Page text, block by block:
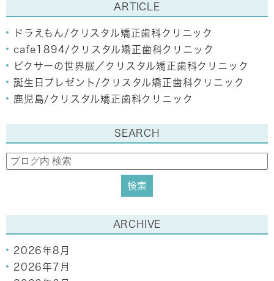
ARTICLE
ドラえもん/クリスタル矯正歯科クリニック
cafe1894/クリスタル矯正歯科クリニック
ピクサーの世界展／クリスタル矯正歯科クリニック
誕生日プレゼント/クリスタル矯正歯科クリニック
鹿児島/クリスタル矯正歯科クリニック
SEARCH
ARCHIVE
2026年8月
2026年7月